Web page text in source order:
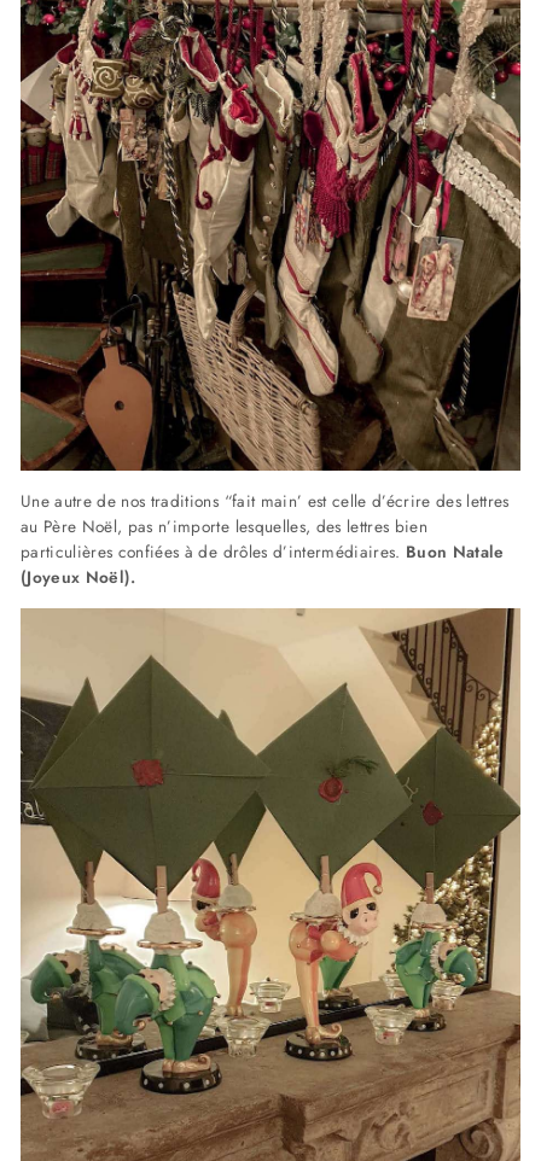
Une autre de nos traditions “fait main’ est celle d’écrire des lettres
au Père Noël, pas n’importe lesquelles, des lettres bien
particulières confiées à de drôles d’intermédiaires. Buon Natale
(Joyeux Noël).